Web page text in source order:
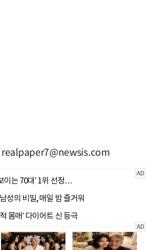
realpaper7@newsis.com